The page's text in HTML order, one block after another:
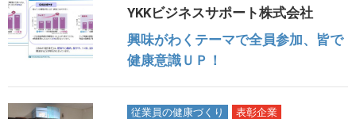
YKKビジネスサポート株式会社
興味がわくテーマで全員参加、皆で
健康意識ＵＰ！
従業員の健康づくり 表彰企業